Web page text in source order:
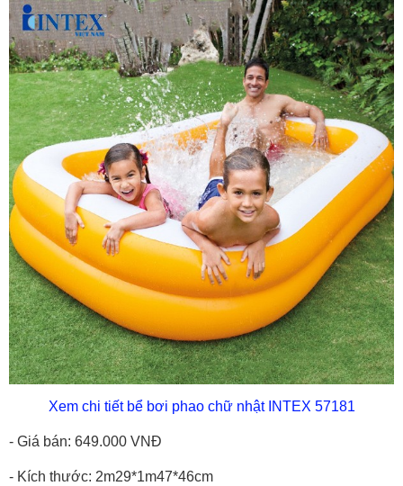
Xem chi tiết bể bơi phao chữ nhật INTEX 57181
- Giá bán: 649.000 VNĐ
- Kích thước: 2m29*1m47*46cm